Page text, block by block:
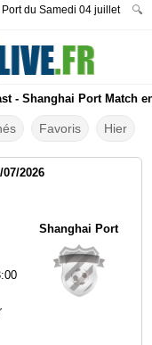
du Samedi 04 juillet
🔍
- Shanghai Port Match
Favoris Hier
2026
Shanghai Port